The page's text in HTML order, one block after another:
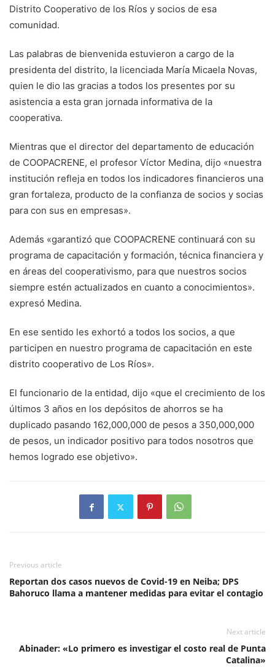
Distrito Cooperativo de los Ríos y socios de esa
comunidad.
Las palabras de bienvenida estuvieron a cargo de la
presidenta del distrito, la licenciada María Micaela Novas,
quien le dio las gracias a todos los presentes por su
asistencia a esta gran jornada informativa de la
cooperativa.
Mientras que el director del departamento de educación
de COOPACRENE, el profesor Víctor Medina, dijo «nuestra
institución refleja en todos los indicadores financieros una
gran fortaleza, producto de la confianza de socios y socias
para con sus en empresas».
Además «garantizó que COOPACRENE continuará con su
programa de capacitación y formación, técnica financiera y
en áreas del cooperativismo, para que nuestros socios
siempre estén actualizados en cuanto a conocimientos».
expresó Medina.
En ese sentido les exhortó a todos los socios, a que
participen en nuestro programa de capacitación en este
distrito cooperativo de Los Ríos».
El funcionario de la entidad, dijo «que el crecimiento de los
últimos 3 años en los depósitos de ahorros se ha
duplicado pasando 162,000,000 de pesos a 350,000,000
de pesos, un indicador positivo para todos nosotros que
hemos logrado ese objetivo».
Previous article
Reportan dos casos nuevos de Covid-19 en Neiba; DPS
Bahoruco llama a mantener medidas para evitar el contagio
Next article
Abinader: «Lo primero es investigar el costo real de Punta
Catalina»